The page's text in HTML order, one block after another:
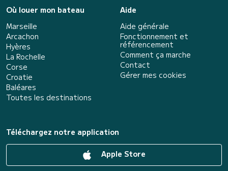
Où louer mon bateau
Marseille
Arcachon
Hyères
La Rochelle
Corse
Croatie
Baléares
Toutes les destinations
Aide
Aide générale
Fonctionnement et
référencement
Comment ça marche
Contact
Gérer mes cookies
Téléchargez notre application
Apple Store